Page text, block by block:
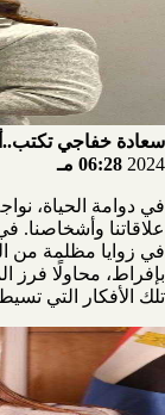
سعادة خفاجي
2024 06:28 مـ
في دوامة الحياة،
علاقاتنا وأشخاصنا.
في زوايا مظلمة من
بإفراط، محاولًا فرز
تلك الأفكار التي